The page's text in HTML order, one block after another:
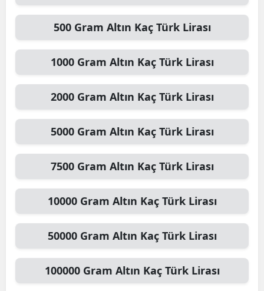
500 Gram Altın Kaç Türk Lirası
1000 Gram Altın Kaç Türk Lirası
2000 Gram Altın Kaç Türk Lirası
5000 Gram Altın Kaç Türk Lirası
7500 Gram Altın Kaç Türk Lirası
10000 Gram Altın Kaç Türk Lirası
50000 Gram Altın Kaç Türk Lirası
100000 Gram Altın Kaç Türk Lirası